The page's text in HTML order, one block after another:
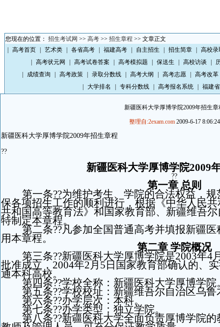
您现在的位置： 招生考试网 >> 高考 >> 招生章程 >> 文章正文
高考首页 艺术类 各省高考 福建高考 自主招生 招生简章
高校录
高考状元网 高考试卷答案 高考模拟题 保送生 高校访谈
成绩查询 高考政策 录取分数线 高考大纲 高考志愿
高考改革
大学排名 专科分数线 高考报名系统 福建
新疆医科大学厚博学院2009年招生章
整理自:2exam.com 2009-6-17 8:06:24
新疆医科大学厚博学院2009年招生章程
??
新疆医科大学厚博学院2009
??
第一章 总则
第一条??为维护考生、学院的合法权益，
保各项招生工作的顺利进行，根据《中华人民
共和国高等教育法》和国家教育部、新疆维吾
特制定本章程。
第二条??凡参加全国普通高考并填报新疆
用本章程。
第二章 学院概况
第三条??新疆医科大学厚博学院是2003年4
批准成立，2004年2月5日国家教育部确认的、
通本科高校。
第四条??学校全称：新疆医科大学厚博学院
第五条??学校校址：新疆维吾尔自治区乌
第六条??办学层次：本科。
第七条??办学类型：独立学院。
第八条??新疆医科大学全面负责厚博学院